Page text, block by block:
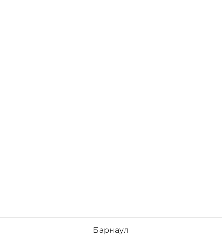
Барнаул